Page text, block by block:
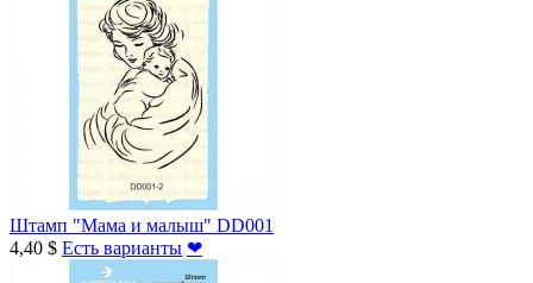
Штамп "Мама и малыш" DD001
4,40 $ Есть варианты ❤